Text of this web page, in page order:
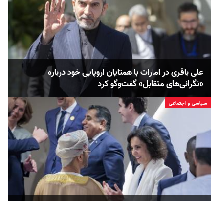
علی باقری در امارات با همتایان اروپایی خود درباره
«نگرانی‌های متقابل» گفت‌وگو کرد
سیاسی و اجتماعی